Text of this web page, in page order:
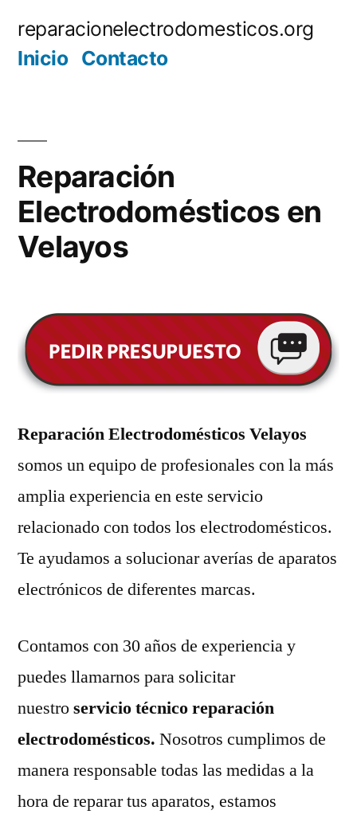
reparacionelectrodomesticos.org
Inicio Contacto
Reparación
Electrodomésticos en
Velayos
Reparación Electrodomésticos Velayos
somos un equipo de profesionales con la más
amplia experiencia en este servicio
relacionado con todos los electrodomésticos.
Te ayudamos a solucionar averías de aparatos
electrónicos de diferentes marcas.
Contamos con 30 años de experiencia y
puedes llamarnos para solicitar
nuestroservicio técnico reparación
electrodomésticos. Nosotros cumplimos de
manera responsable todas las medidas a la
hora de reparar tus aparatos, estamos